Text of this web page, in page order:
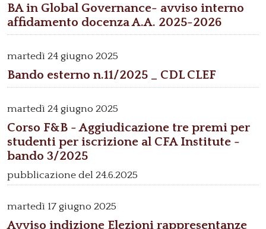
BA in Global Governance- avviso interno
affidamento docenza A.A. 2025-2026
martedì 24 giugno 2025
Bando esterno n.11/2025 _ CDL CLEF
martedì 24 giugno 2025
Corso F&B - Aggiudicazione tre premi per
studenti per iscrizione al CFA Institute -
bando 3/2025
pubblicazione del 24.6.2025
martedì 17 giugno 2025
Avviso indizione Elezioni rappresentanze